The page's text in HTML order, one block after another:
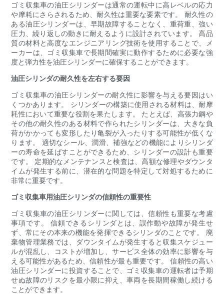
ゴミ収集車の油圧シリンダーは通常の運転中に高レベルの応力
や摩耗にさらされるため、耐久性は重要な要素です。 耐久性の
ある油圧シリンダーは、早期故障することなく、重荷重、強い
圧力、繰り返しの動きに耐えるように設計されています。 高品
質の材料と高度なエンジニアリング技術を使用することで、メ
ーカーは、ゴミ収集車で長期間確実に動作するために必要な強
度と弾力性を油圧シリンダーに確保することができます。
油圧シリンダの耐久性を左右する要因
ゴミ収集車の油圧シリンダーの耐久性に影響を与える要因はい
くつかあります。 シリンダーの構築に使用される材料は、耐摩
耗性において重要な役割を果たします。 たとえば、高張力鋼や
その他の耐久性のある材料で作られたシリンダーは、大きな負
荷がかかっても変形したり亀裂が入ったりする可能性が低くな
ります。 適切なシール、潤滑、補強などの機能によりシリンダ
ーの寿命を延ばすことができるため、シリンダーの設計も重要
です。 定期的なメンテナンスと検査は、高額な修理やダウンタ
イムが発生する前に、潜在的な問題を特定して対処するために
非常に重要です。
ゴミ収集車用油圧シリンダの信頼性の重要性
ゴミ収集車の油圧シリンダーに関しては、信頼性も重要な考慮
事項です。 信頼できるシリンダとは、誤作動や故障が発生せ
ず、常にその本来の機能を発揮できるシリンダのことです。 廃
棄物管理業務では、ダウンタイムが発生すると収集スケジュー
ルが混乱し、コストが増加し、サービス全体の効率に影響を与
える可能性があるため、信頼性が最も重要です。 信頼性の高い
油圧シリンダーに投資することで、ゴミ収集車の運転者は予期
せぬ故障のリスクを最小限に抑え、車両を長期間稼働し続ける
ことができます。